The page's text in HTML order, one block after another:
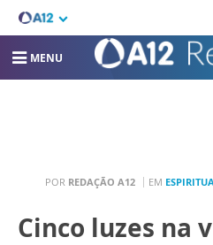
MENU
POR REDAÇÃO A12 EM
Cinco luzes na